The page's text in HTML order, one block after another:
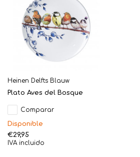
Heinen Delfts Blauw
Plato Aves del Bosque
Comparar
Disponible
€29,95
IVA incluido